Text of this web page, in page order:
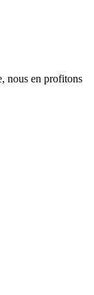
nous en profitons